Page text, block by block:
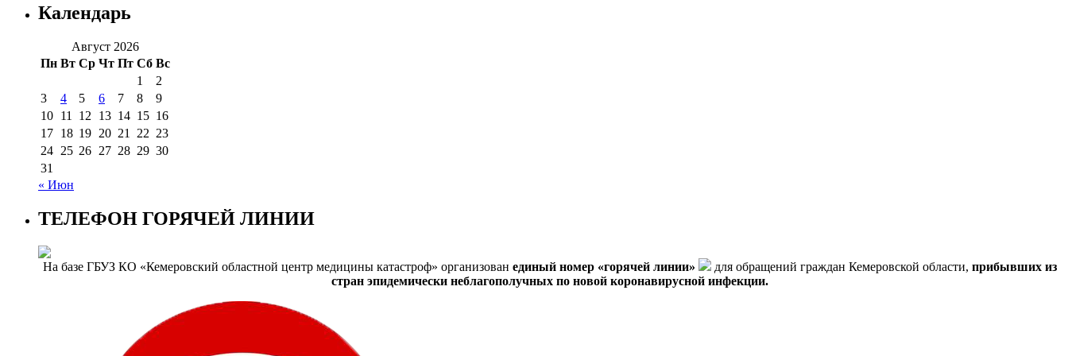
Календарь
Август 2026
Пн Вт Ср Чт Пт Сб Вс
1
2
3
4 5 6 7 8
9
10 11 12 13 14 15 16
17 18 19 20 21 22 23
24 25 26 27 28 29 30
31
« Июн
ТЕЛЕФОН ГОРЯЧЕЙ ЛИНИИ
На базе ГБУЗ КО «Кемеровский областной центр медицины катастроф» организован единый номер «горячей линии» для обращений граждан Кемеровской области, прибывших из
стран эпидемически неблагополучных по новой коронавирусной инфекции.